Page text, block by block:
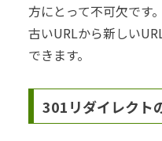
方にとって不可欠です
古いURLから新しい
できます。
301リダイレクト